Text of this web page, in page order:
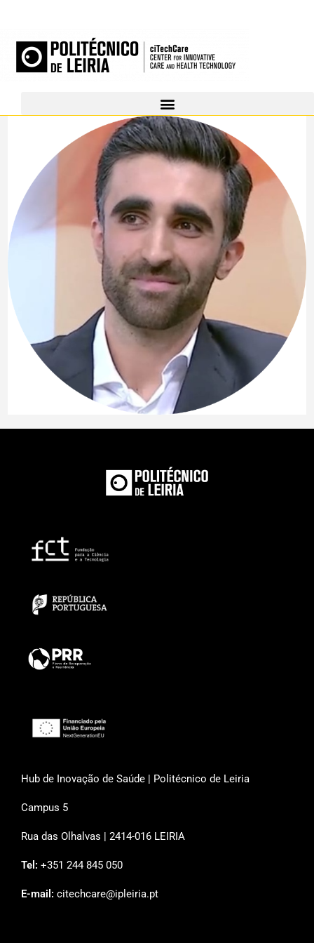
Hub de Inovação de Saúde | Politécnico de Leiria
Campus 5
Rua das Olhalvas | 2414-016 LEIRIA
Tel: +351 244 845 050
E-mail: citechcare@ipleiria.pt